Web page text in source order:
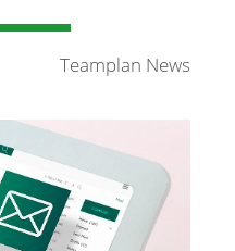
Teamplan News